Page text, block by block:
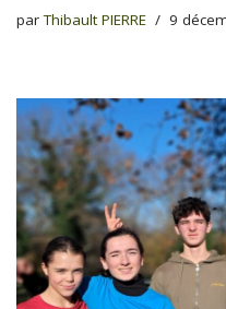
parThibault PIERRE 9